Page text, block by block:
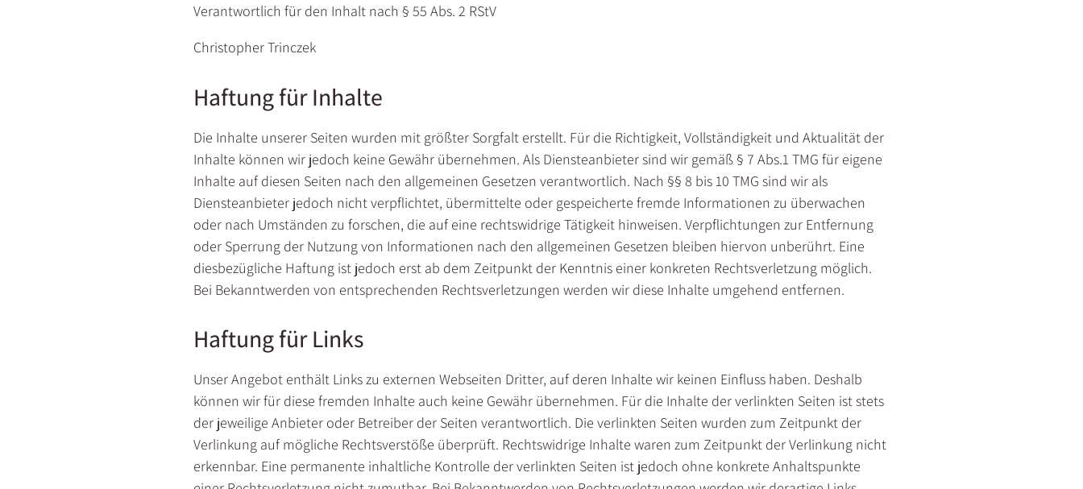
Verantwortlich für den Inhalt nach § 55 Abs. 2 RStV
Christopher Trinczek
Haftung für Inhalte
Die Inhalte unserer Seiten wurden mit größter Sorgfalt erstellt. Für die Richtigkeit, Vollständigkeit und Aktualität der
Inhalte können wir jedoch keine Gewähr übernehmen. Als Diensteanbieter sind wir gemäß § 7 Abs.1 TMG für eigene
Inhalte auf diesen Seiten nach den allgemeinen Gesetzen verantwortlich. Nach §§ 8 bis 10 TMG sind wir als
Diensteanbieter jedoch nicht verpflichtet, übermittelte oder gespeicherte fremde Informationen zu überwachen
oder nach Umständen zu forschen, die auf eine rechtswidrige Tätigkeit hinweisen. Verpflichtungen zur Entfernung
oder Sperrung der Nutzung von Informationen nach den allgemeinen Gesetzen bleiben hiervon unberührt. Eine
diesbezügliche Haftung ist jedoch erst ab dem Zeitpunkt der Kenntnis einer konkreten Rechtsverletzung möglich.
Bei Bekanntwerden von entsprechenden Rechtsverletzungen werden wir diese Inhalte umgehend entfernen.
Haftung für Links
Unser Angebot enthält Links zu externen Webseiten Dritter, auf deren Inhalte wir keinen Einfluss haben. Deshalb
können wir für diese fremden Inhalte auch keine Gewähr übernehmen. Für die Inhalte der verlinkten Seiten ist stets
der jeweilige Anbieter oder Betreiber der Seiten verantwortlich. Die verlinkten Seiten wurden zum Zeitpunkt der
Verlinkung auf mögliche Rechtsverstöße überprüft. Rechtswidrige Inhalte waren zum Zeitpunkt der Verlinkung nicht
erkennbar. Eine permanente inhaltliche Kontrolle der verlinkten Seiten ist jedoch ohne konkrete Anhaltspunkte